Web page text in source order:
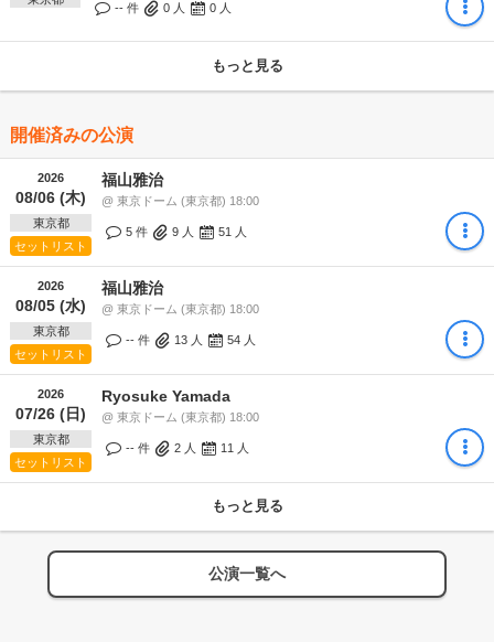
-- 件 0 人 0 人
もっと見る
開催済みの公演
2026
08/06 (木)
東京都
セットリスト
福山雅治
@ 東京ドーム (東京都) 18:00
5 件 9 人 51 人
2026
08/05 (水)
東京都
セットリスト
福山雅治
@ 東京ドーム (東京都) 18:00
-- 件 13 人 54 人
2026
07/26 (日)
東京都
セットリスト
Ryosuke Yamada
@ 東京ドーム (東京都) 18:00
-- 件 2 人 11 人
もっと見る
公演一覧へ